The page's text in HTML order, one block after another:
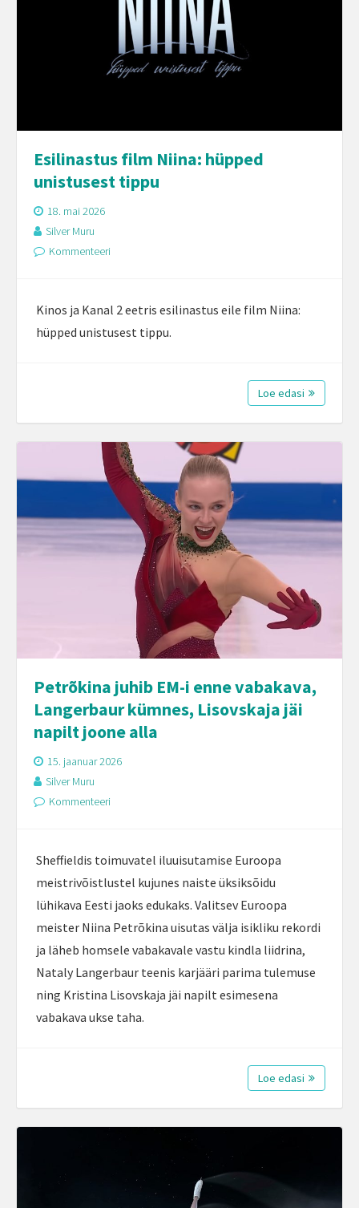
Esilinastus film Niina: hüpped
unistusest tippu
18. mai 2026
Silver Muru
Kommenteeri
Kinos ja Kanal 2 eetris esilinastus eile film Niina:
hüpped unistusest tippu.
Loe edasi
Petrõkina juhib EM-i enne vabakava,
Langerbaur kümnes, Lisovskaja jäi
napilt joone alla
15. jaanuar 2026
Silver Muru
Kommenteeri
Sheffieldis toimuvatel iluuisutamise Euroopa
meistrivõistlustel kujunes naiste üksiksõidu
lühikava Eesti jaoks edukaks. Valitsev Euroopa
meister Niina Petrõkina uisutas välja isikliku rekordi
ja läheb homsele vabakavale vastu kindla liidrina,
Nataly Langerbaur teenis karjääri parima tulemuse
ning Kristina Lisovskaja jäi napilt esimesena
vabakava ukse taha.
Loe edasi